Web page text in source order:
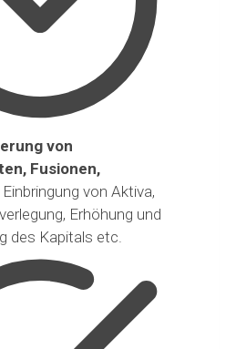
von
Fusionen,
Einbringung von Aktiva,
Erhöhung und
des Kapitals etc.